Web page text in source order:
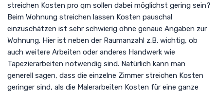
streichen Kosten pro qm sollen dabei möglichst gering sein?
Beim Wohnung streichen lassen Kosten pauschal
einzuschätzen ist sehr schwierig ohne genaue Angaben zur
Wohnung. Hier ist neben der Raumanzahl z.B. wichtig, ob
auch weitere Arbeiten oder anderes Handwerk wie
Tapezierarbeiten notwendig sind. Natürlich kann man
generell sagen, dass die einzelne Zimmer streichen Kosten
geringer sind, als die Malerarbeiten Kosten für eine ganze